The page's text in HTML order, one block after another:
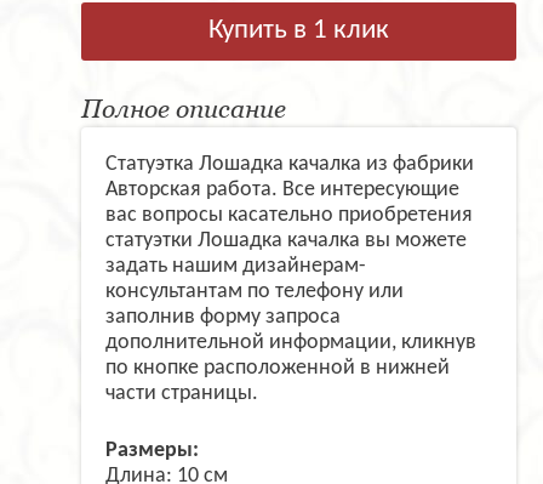
Купить в 1 клик
Полное описание
Статуэтка Лошадка качалка из фабрики
Авторская работа. Все интересующие
вас вопросы касательно приобретения
статуэтки Лошадка качалка вы можете
задать нашим дизайнерам-
консультантам по телефону или
заполнив форму запроса
дополнительной информации, кликнув
по кнопке расположенной в нижней
части страницы.
Размеры:
Длина: 10 см